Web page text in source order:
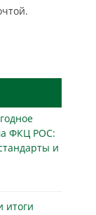
ФКЦ РОС:
и
итоги